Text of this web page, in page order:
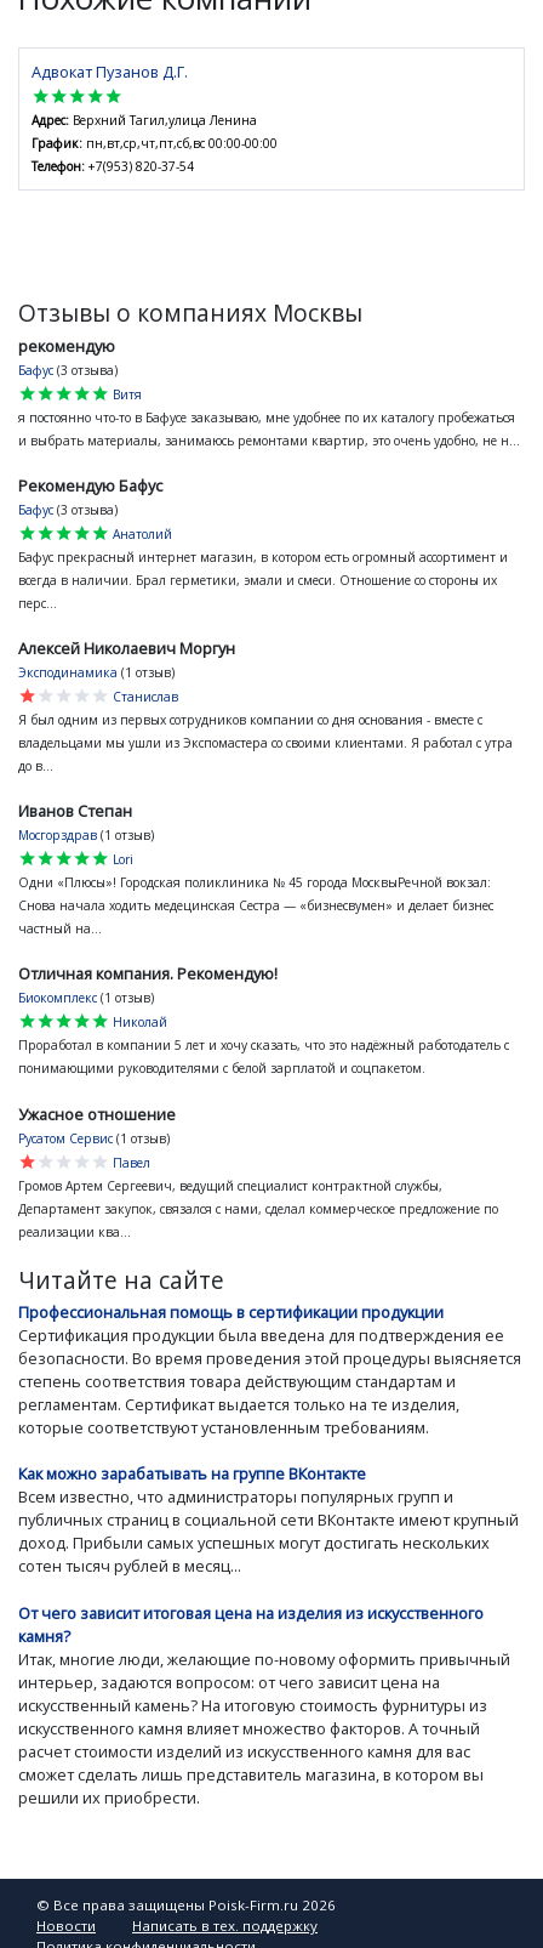
Адвокат Пузанов Д.Г.
star
star
star
star
star
Адрес: Верхний Тагил,улица Ленина
График: пн,вт,ср,чт,пт,сб,вс 00:00-00:00
Телефон: +7(953) 820-37-54
Отзывы о компаниях Москвы
рекомендую
Бафус (3 отзыва)
star
star
star
star
star
Витя
я постоянно что-то в Бафусе заказываю, мне удобнее по их каталогу пробежаться
и выбрать материалы, занимаюсь ремонтами квартир, это очень удобно, не н...
Рекомендую Бафус
Бафус (3 отзыва)
star
star
star
star
star
Анатолий
Бафус прекрасный интернет магазин, в котором есть огромный ассортимент и
всегда в наличии. Брал герметики, эмали и смеси. Отношение со стороны их
перс...
Алексей Николаевич Моргун
Эксподинамика (1 отзыв)
star
star
star
star
star
Станислав
Я был одним из первых сотрудников компании со дня основания - вместе с
владельцами мы ушли из Экспомастера со своими клиентами. Я работал с утра
до в...
Иванов Степан
Мосгорздрав (1 отзыв)
star
star
star
star
star
Lori
Одни «Плюсы»! Городская поликлиника № 45 города МосквыРечной вокзал:
Снова начала ходить медецинская Сестра — «бизнесвумен» и делает бизнес
частный на...
Отличная компания. Рекомендую!
Биокомплекс (1 отзыв)
star
star
star
star
star
Николай
Проработал в компании 5 лет и хочу сказать, что это надёжный работодатель с
понимающими руководителями с белой зарплатой и соцпакетом.
Ужасное отношение
Русатом Сервис (1 отзыв)
star
star
star
star
star
Павел
Громов Артем Сергеевич, ведущий специалист контрактной службы,
Департамент закупок, связался с нами, сделал коммерческое предложение по
реализации ква...
Читайте на сайте
Профессиональная помощь в сертификации продукции
Сертификация продукции была введена для подтверждения ее
безопасности. Во время проведения этой процедуры выясняется
степень соответствия товара действующим стандартам и
регламентам. Сертификат выдается только на те изделия,
которые соответствуют установленным требованиям.
Как можно зарабатывать на группе ВКонтакте
Всем известно, что администраторы популярных групп и
публичных страниц в социальной сети ВКонтакте имеют крупный
доход. Прибыли самых успешных могут достигать нескольких
сотен тысяч рублей в месяц...
От чего зависит итоговая цена на изделия из искусственного
камня?
Итак, многие люди, желающие по-новому оформить привычный
интерьер, задаются вопросом: от чего зависит цена на
искусственный камень? На итоговую стоимость фурнитуры из
искусственного камня влияет множество факторов. А точный
расчет стоимости изделий из искусственного камня для вас
сможет сделать лишь представитель магазина, в котором вы
решили их приобрести.
© Все права защищены Poisk-Firm.ru 2026
Новости
Написать в тех. поддержку